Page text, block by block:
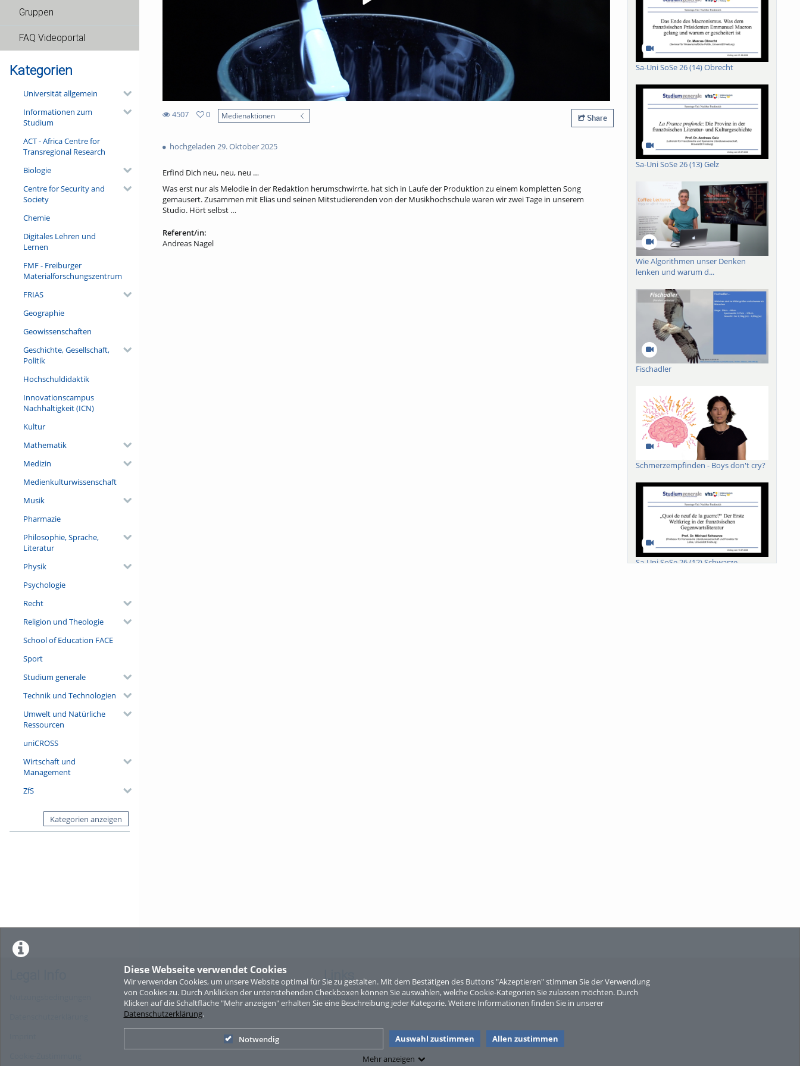
Diese Webseite verwendet Cookies
Wir verwenden Cookies, um unsere Website optimal für Sie zu gestalten. Mit dem Bestätigen des Buttons "Akzeptieren" stimmen Sie der Verwendung
von Cookies zu. Durch Anklicken der untenstehenden Checkboxen können Sie auswählen, welche Cookie-Kategorien Sie zulassen möchten. Durch
Klicken auf die Schaltfläche "Mehr anzeigen" erhalten Sie eine Beschreibung jeder Kategorie. Weitere Informationen finden Sie in unserer
Datenschutzerklärung.
Notwendig Auswahl zustimmen
Allen zustimmen
Mehr anzeigen
Gruppen
FAQ Videoportal
Kategorien
Universität allgemein
Informationen zum
Studium
ACT - Africa Centre for
Transregional Research
Biologie
Centre for Security and
Society
Chemie
Digitales Lehren und
Lernen
FMF - Freiburger
Materialforschungszentrum
FRIAS
Geographie
Geowissenschaften
Geschichte, Gesellschaft,
Politik
Hochschuldidaktik
Innovationscampus
Nachhaltigkeit (ICN)
Kultur
Mathematik
Medizin
Medienkulturwissenschaft
Musik
Pharmazie
Philosophie, Sprache,
Literatur
Physik
Psychologie
Recht
Religion und Theologie
School of Education FACE
Sport
Studium generale
Technik und Technologien
Umwelt und Natürliche
Ressourcen
uniCROSS
Wirtschaft und
Management
ZfS
Kategorien anzeigen
4507
views
0
Medienaktionen Share
hochgeladen 29. Oktober 2025
Erfind Dich neu, neu, neu …
Was erst nur als Melodie in der Redaktion herumschwirrte, hat sich in Laufe der Produktion zu einem kompletten Song
gemausert. Zusammen mit Elias und seinen Mitstudierenden von der Musikhochschule waren wir zwei Tage in unserem
Studio. Hört selbst …
Referent/in:
Andreas Nagel
Sa-Uni SoSe 26 (14) Obrecht
Sa-Uni SoSe 26 (13) Gelz
Wie Algorithmen unser Denken
lenken und warum d...
Fischadler
Schmerzempfinden - Boys don't cry?
Sa-Uni SoSe 26 (12) Schwarze
Sperber
Links
Sitemap